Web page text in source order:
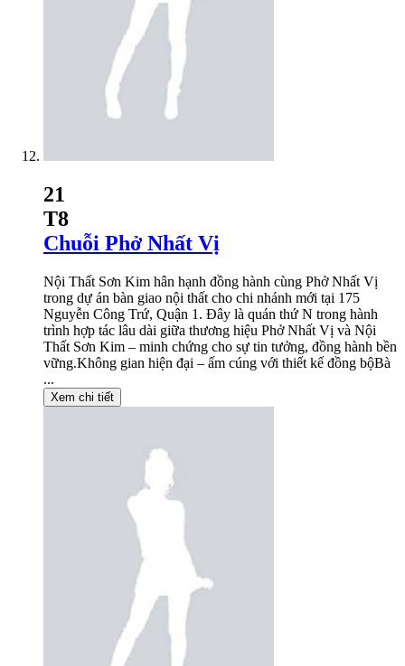
21
T8
Chuỗi Phở Nhất Vị
Nội Thất Sơn Kim hân hạnh đồng hành cùng Phở Nhất Vị
trong dự án bàn giao nội thất cho chi nhánh mới tại 175
Nguyễn Công Trứ, Quận 1. Đây là quán thứ N trong hành
trình hợp tác lâu dài giữa thương hiệu Phở Nhất Vị và Nội
Thất Sơn Kim – minh chứng cho sự tin tưởng, đồng hành bền
vững.Không gian hiện đại – ấm cúng với thiết kế đồng bộBà
...
Xem chi tiết